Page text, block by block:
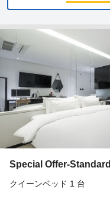
Special Offer-Standard
クイーンベッド 1 台